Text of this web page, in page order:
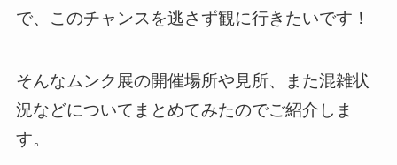
で、このチャンスを逃さず観に行きたいです！
そんなムンク展の開催場所や見所、また混雑状
況などについてまとめてみたのでご紹介しま
す。